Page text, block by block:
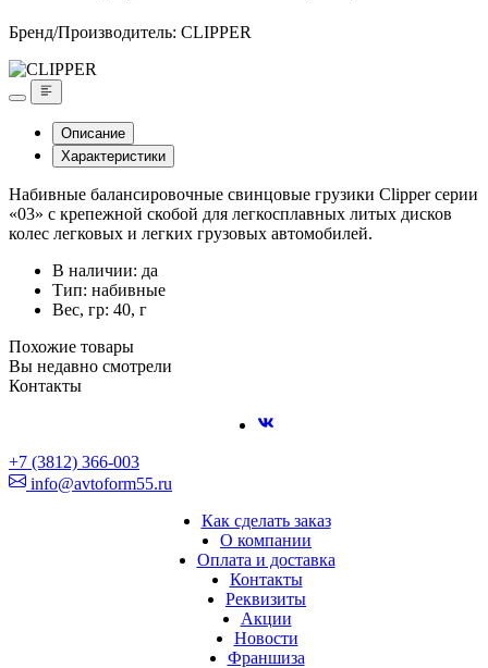
Бренд/Производитель: CLIPPER
Описание
Характеристики
Набивные балансировочные свинцовые грузики Clipper серии
«03» с крепежной скобой для легкосплавных литых дисков
колес легковых и легких грузовых автомобилей.
В наличии: да
Тип: набивные
Вес, гр: 40, г
Похожие товары
Вы недавно смотрели
Контакты
+7 (3812) 366-003
info@avtoform55.ru
Как сделать заказ
О компании
Оплата и доставка
Контакты
Реквизиты
Акции
Новости
Франшиза